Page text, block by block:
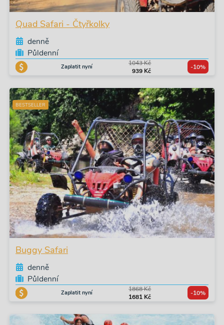
Quad Safari - Čtyřkolky
denně
Půldenní
Zaplatit nyní
1043 Kč
939 Kč
-10%
BESTSELLER
Buggy Safari
denně
Půldenní
Zaplatit nyní
1868 Kč
1681 Kč
-10%